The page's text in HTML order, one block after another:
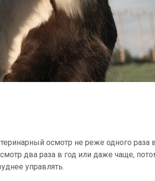
осмотр не реже одного раза
два раза в год или даже чаще,
управлять.